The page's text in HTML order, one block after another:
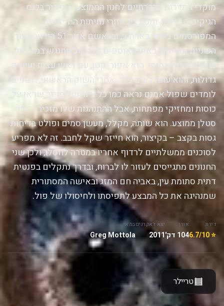
מוקדי התיירות ההכרחיים לחנון הממוצע – ביקור בכנס
הגיקים קומיקון, ומסע בין אזורי נחיתות החייזרים
המפורסמים ביותר בארה"ב, ובראשם אזור 51 הידוע. בעוד
השניים מסיירים באתר ואוספים מזכרות, מתנגש במכונית
שלהם חייזר אמיתי. הוא אפור, קטן, עם ראש עצום ועיניים
גדולות, והוא עונה לשם פול. אחרי השוק הראשוני, השניים
לומדים שפול אמנם נראה כמו כל ציור של חייזר שראו על
כוסות ומחזיקי מפתחות, אבל ההתנהגות שלו מזכירה יותר
סטלן ממוצע. הוא שותה, מקלל, מעשן סמים ופולט בדיחות
גסות בקצב – בקיצור, הוא חייזר שקל לחבב. זה לא מפריע
לסוכנים ממשלתיים לרדוף אחריו במטרה לחסלו, ולכן שני
החנונים מתגייסים לעזור לו לברוח, ובדרך נתקלים בפנטית
דתית סתומת עין, באביה חם המזג ובאישה המסתורית
שמנהיגה את כל המבצע לתפיסתו ולחיסולו של פול.
דירוג
⭐ 6.7/10
אורך
104 דק'
יצא לאקרנים
2011
במאי
Greg Mottola
טריילר